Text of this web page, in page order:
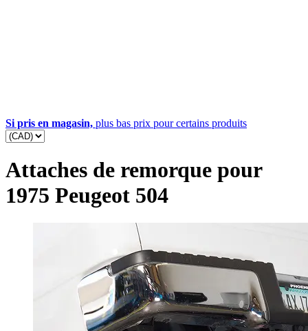
Si pris en magasin, plus bas prix pour certains produits
Attaches de remorque pour
1975 Peugeot 504